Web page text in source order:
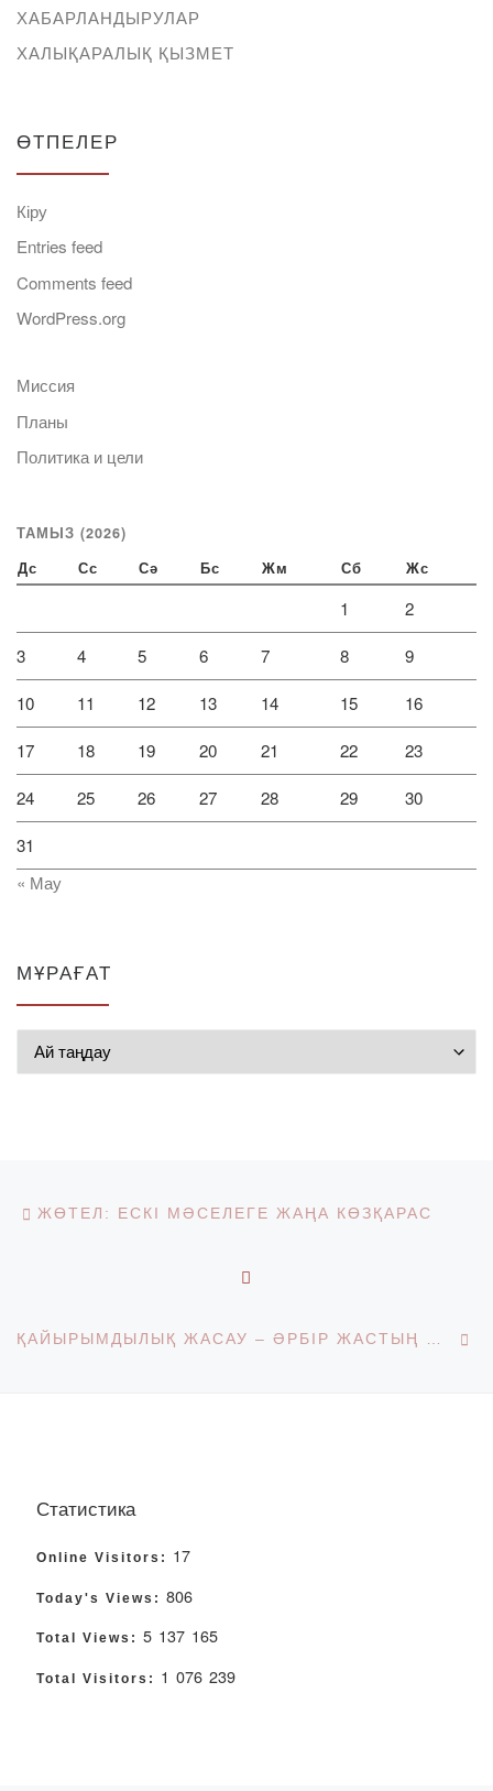
ХАБАРЛАНДЫРУЛАР
ХАЛЫҚАРАЛЫҚ ҚЫЗМЕТ
ӨТПЕЛЕР
Кіру
Entries feed
Comments feed
WordPress.org
Миссия
Планы
Политика и цели
ТАМЫЗ (2026)
Дс Сс Сә Бс Жм Сб Жс
1 2
3 4 5 6 7 8 9
10 11 12 13 14 15 16
17 18 19 20 21 22 23
24 25 26 27 28 29 30
31
« Мау
МҰРАҒАТ
Post navigation
ЖӨТЕЛ: ЕСКІ МӘСЕЛЕГЕ ЖАҢА КӨЗҚАРАС
Статистика
Online Visitors: 17
Today's Views: 806
Total Views: 5 137 165
Total Visitors: 1 076 239